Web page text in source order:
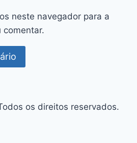
neste navegador para a
comentar.
os direitos reservados.